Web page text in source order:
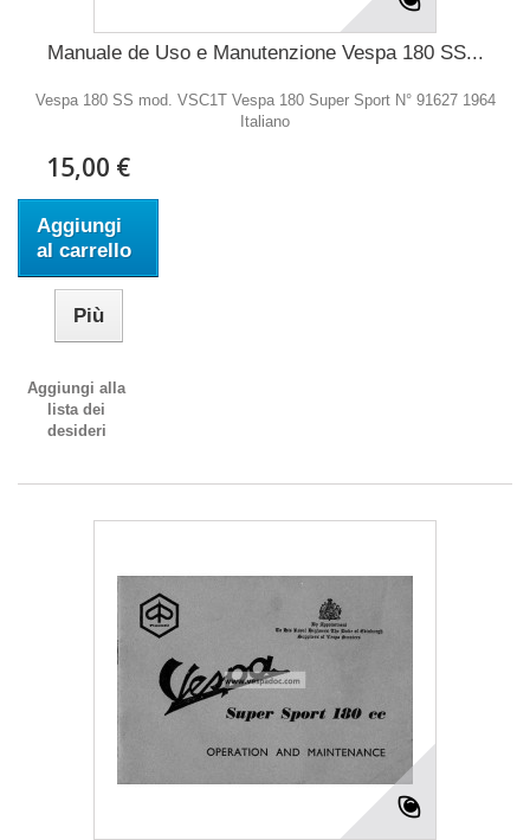
Manuale de Uso e Manutenzione Vespa 180 SS...
Vespa 180 SS mod. VSC1T Vespa 180 Super Sport N° 91627 1964
Italiano
15,00 €
Aggiungi
al carrello
Più
Aggiungi alla
lista dei
desideri